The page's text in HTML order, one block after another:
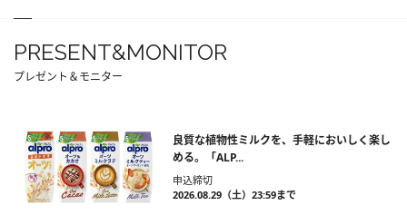
PRESENT&MONITOR
プレゼント＆モニター
良質な植物性ミルクを、手軽においしく楽し
める。「ALP...
申込締切
2026.08.29（土）23:59まで